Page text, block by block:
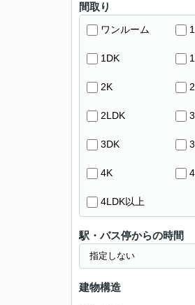
間取り
ワンルーム
1DK
2K
2LDK
3DK
4K
4LDK以上
駅・バス停からの時間
建物構造